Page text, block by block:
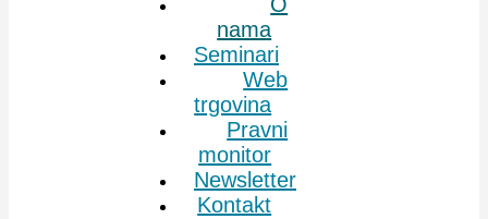
nama
Seminari
Web
trgovina
Pravni
monitor
Newsletter
Kontakt